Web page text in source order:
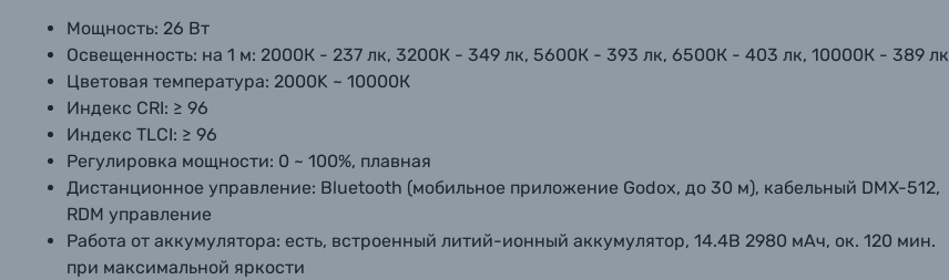
Мощность: 26 Вт
Освещенность: на 1 м: 2000К - 237 лк, 3200К - 349 лк, 5600К - 393 лк, 6500К - 403 лк, 10000К - 389 лк
Цветовая температура: 2000K ~ 10000К
Индекс CRI: ≥ 96
Индекс TLCI: ≥ 96
Регулировка мощности: 0 ~ 100%, плавная
Дистанционное управление: Bluetooth (мобильное приложение Godox, до 30 м), кабельный DMX-512,
RDM управление
Работа от аккумулятора: есть, встроенный литий-ионный аккумулятор, 14.4В 2980 мАч, ок. 120 мин.
при максимальной яркости